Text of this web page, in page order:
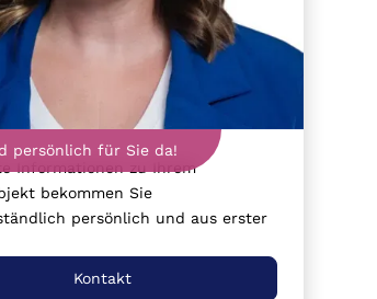
persönlich für Sie da!
Informationen zu Ihrem
bekommen Sie
persönlich und aus erster
Kontakt